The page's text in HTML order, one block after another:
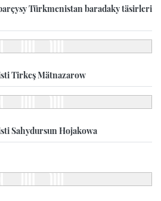
Türkmenistan baradaky täsirleri
Tirkeş Mätnazarow
Sahydursun Hojakowa